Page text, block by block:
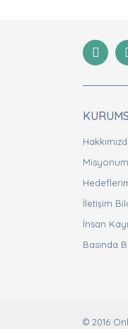
İletişim
İnsan
Basında
© 2016